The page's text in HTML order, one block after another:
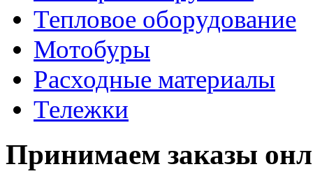
Тепловое оборудование
Мотобуры
Расходные материалы
Тележки
Принимаем заказы